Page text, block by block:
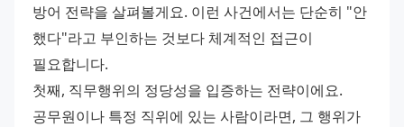
방어 전략을 살펴볼게요. 이런 사건에서는 단순히 "안
했다"라고 부인하는 것보다 체계적인 접근이
필요합니다.
첫째, 직무행위의 정당성을 입증하는 전략이에요.
공무원이나 특정 직위에 있는 사람이라면, 그 행위가